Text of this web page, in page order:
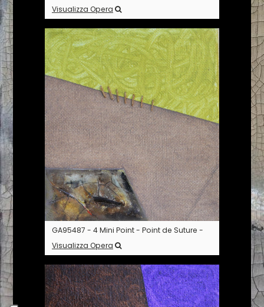
Visualizza Opera
GA95487 - 4 Mini Point - Point de Suture -
Visualizza Opera